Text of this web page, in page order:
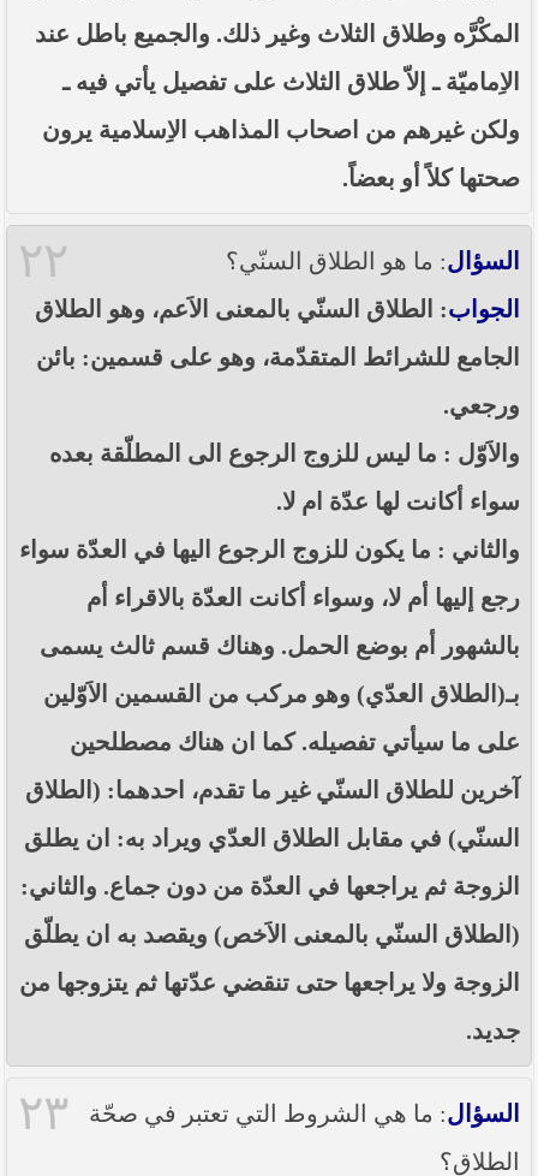
المكْرَّه وطلاق الثلاث وغير ذلك. والجميع باطل عند
الاِماميّة ـ إلاّ طلاق الثلاث على تفصيل يأتي فيه ـ
ولكن غيرهم من اصحاب المذاهب الاِسلامية يرون
صحتها كلاً أو بعضاً.
٢٢ السؤال: ما هو الطلاق السنّي؟
الجواب: الطلاق السنّي بالمعنى الاَعم، وهو الطلاق
الجامع للشرائط المتقدّمة، وهو على قسمين: بائن
ورجعي.
والاَوّل : ما ليس للزوج الرجوع الى المطلّقة بعده
سواء أكانت لها عدّة ام لا.
والثاني : ما يكون للزوج الرجوع اليها في العدّة سواء
رجع إليها أم لا، وسواء أكانت العدّة بالاقراء أم
بالشهور أم بوضع الحمل. وهناك قسم ثالث يسمى
بـ(الطلاق العدّي) وهو مركب من القسمين الاَوّلين
على ما سيأتي تفصيله. كما ان هناك مصطلحين
آخرين للطلاق السنّي غير ما تقدم، احدهما: (الطلاق
السنّي) في مقابل الطلاق العدّي ويراد به: ان يطلق
الزوجة ثم يراجعها في العدّة من دون جماع. والثاني:
(الطلاق السنّي بالمعنى الاَخص) ويقصد به ان يطلّق
الزوجة ولا يراجعها حتى تنقضي عدّتها ثم يتزوجها من
جديد.
٢٣ السؤال: ما هي الشروط التي تعتبر في صحّة
الطلاق؟